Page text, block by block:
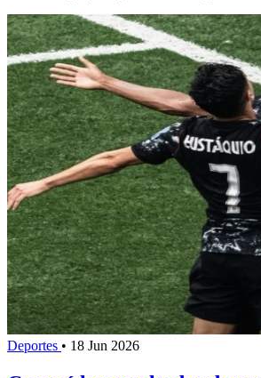
Deportes • 18 Jun 2026